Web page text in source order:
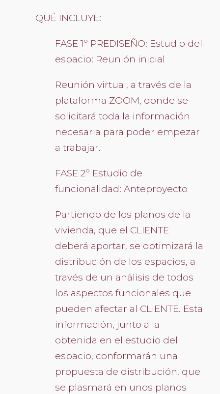
QUÉ INCLUYE:
FASE 1º PREDISEÑO: Estudio del
espacio: Reunión inicial
Reunión virtual, a través de la
plataforma ZOOM, donde se
solicitará toda la información
necesaria para poder empezar
a trabajar.
FASE 2º Estudio de
funcionalidad: Anteproyecto
Partiendo de los planos de la
vivienda, que el CLIENTE
deberá aportar, se optimizará la
distribución de los espacios, a
través de un análisis de todos
los aspectos funcionales que
pueden afectar al CLIENTE. Esta
información, junto a la
obtenida en el estudio del
espacio, conformarán una
propuesta de distribución, que
se plasmará en unos planos